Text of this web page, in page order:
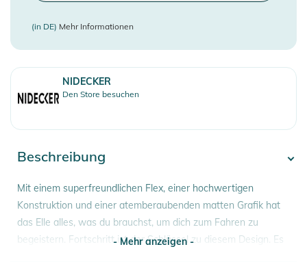
(in DE) Mehr Informationen
NIDECKER
Den Store besuchen
Beschreibung
Mit einem superfreundlichen Flex, einer hochwertigen
Konstruktion und einer atemberaubenden matten Grafik hat
das Elle alles, was du brauchst, um dich zum Fahren zu
begeistern. Fortschritt ist der Schlüssel zu diesem Design. Es
- Mehr anzeigen -